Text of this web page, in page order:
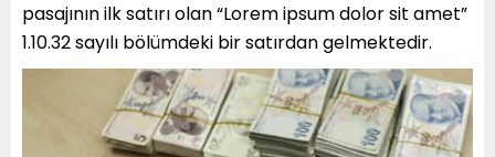
pasajının ilk satırı olan “Lorem ipsum dolor sit amet”
1.10.32 sayılı bölümdeki bir satırdan gelmektedir.